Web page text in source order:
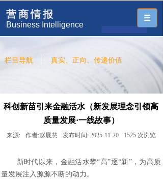
营商情报
Business Intelligence
栏目导航 真实、正向、传递价值
科创新苗引来金融活水（新发展理念引领高
质量发展·一线故事）
来源: 作者:赵展慧 发布时间: 2025-11-20 1525 次浏览
新时代以来，金融活水攀“高”逐“新”，为高质
量发展注入源源不断的动力。